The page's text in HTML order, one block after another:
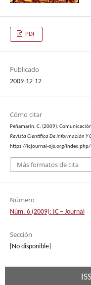
PDF
Publicado
2009-12-12
Cómo citar
Peñamarín, C. (2009).
Revista Científica De Información Y
https://icjournal-ojs.org/
Más formatos de cita
Número
Núm. 6 (2009): IC – Journal
Sección
[No disponible]